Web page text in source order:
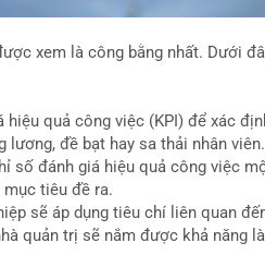
xem là công bằng nhất. Dưới
quả công việc (KPI) để xác
lương, đề bạt hay sa thải nhân viên.
số đánh giá hiệu quả công việc
tiêu đề ra.
sẽ áp dụng tiêu chí liên quan
quản trị sẽ nắm được khả năng